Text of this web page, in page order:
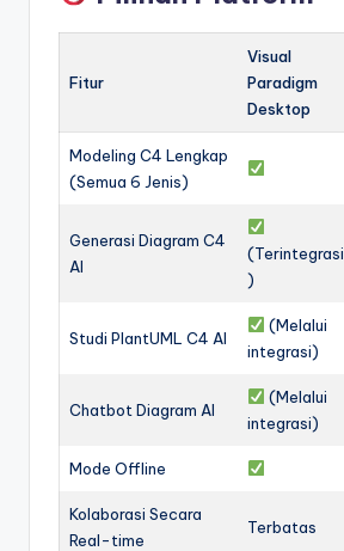
Fitur
Visual
Paradigm
Desktop
Modeling C4 Lengkap
(Semua 6 Jenis)
Generasi Diagram C4
AI
(Terintegrasi
)
Studi PlantUML C4 AI
(Melalui
integrasi)
Chatbot Diagram AI
(Melalui
integrasi)
Mode Offline
Kolaborasi Secara
Real-time
Terbatas